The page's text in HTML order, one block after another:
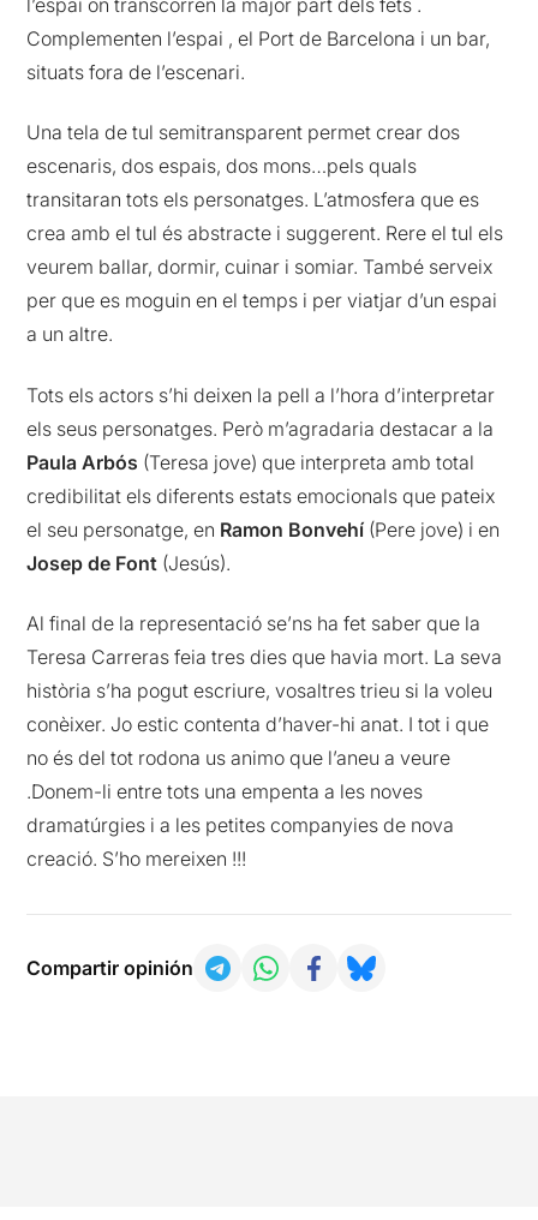
l’espai on transcorren la major part dels fets .
Complementen l’espai , el Port de Barcelona i un bar,
situats fora de l’escenari.
Una tela de tul semitransparent permet crear dos
escenaris, dos espais, dos mons…pels quals
transitaran tots els personatges. L’atmosfera que es
crea amb el tul és abstracte i suggerent. Rere el tul els
veurem ballar, dormir, cuinar i somiar. També serveix
per que es moguin en el temps i per viatjar d’un espai
a un altre.
Tots els actors s’hi deixen la pell a l’hora d’interpretar
els seus personatges. Però m’agradaria destacar a la
Paula Arbós (Teresa jove) que interpreta amb total
credibilitat els diferents estats emocionals que pateix
el seu personatge, en Ramon Bonvehí (Pere jove) i en
Josep de Font (Jesús).
Al final de la representació se’ns ha fet saber que la
Teresa Carreras feia tres dies que havia mort. La seva
història s’ha pogut escriure, vosaltres trieu si la voleu
conèixer. Jo estic contenta d’haver-hi anat. I tot i que
no és del tot rodona us animo que l’aneu a veure
.Donem-li entre tots una empenta a les noves
dramatúrgies i a les petites companyies de nova
creació. S’ho mereixen !!!
Compartir opinión